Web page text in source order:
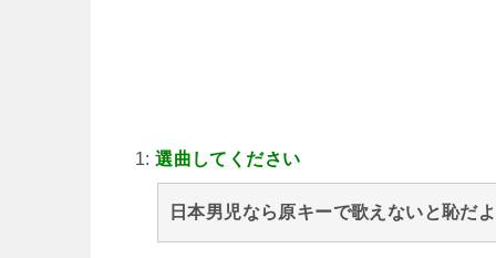
1:選曲してください
日本男児なら原キーで歌えないと恥だ